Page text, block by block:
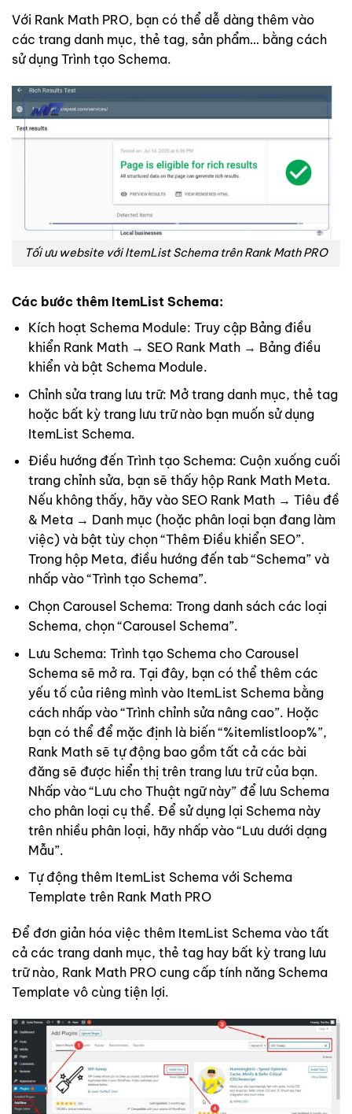
Với Rank Math PRO, bạn có thể dễ dàng thêm vào
các trang danh mục, thẻ tag, sản phẩm… bằng cách
sử dụng Trình tạo Schema.
Tối ưu website với ItemList Schema trên Rank Math PRO
Các bước thêm ItemList Schema:
Kích hoạt Schema Module: Truy cập Bảng điều
khiển Rank Math → SEO Rank Math → Bảng điều
khiển và bật Schema Module.
Chỉnh sửa trang lưu trữ: Mở trang danh mục, thẻ tag
hoặc bất kỳ trang lưu trữ nào bạn muốn sử dụng
ItemList Schema.
Điều hướng đến Trình tạo Schema: Cuộn xuống cuối
trang chỉnh sửa, bạn sẽ thấy hộp Rank Math Meta.
Nếu không thấy, hãy vào SEO Rank Math → Tiêu đề
& Meta → Danh mục (hoặc phân loại bạn đang làm
việc) và bật tùy chọn “Thêm Điều khiển SEO”.
Trong hộp Meta, điều hướng đến tab “Schema” và
nhấp vào “Trình tạo Schema”.
Chọn Carousel Schema: Trong danh sách các loại
Schema, chọn “Carousel Schema”.
Lưu Schema: Trình tạo Schema cho Carousel
Schema sẽ mở ra. Tại đây, bạn có thể thêm các
yếu tố của riêng mình vào ItemList Schema bằng
cách nhấp vào “Trình chỉnh sửa nâng cao”. Hoặc
bạn có thể để mặc định là biến “%itemlistloop%”,
Rank Math sẽ tự động bao gồm tất cả các bài
đăng sẽ được hiển thị trên trang lưu trữ của bạn.
Nhấp vào “Lưu cho Thuật ngữ này” để lưu Schema
cho phân loại cụ thể. Để sử dụng lại Schema này
trên nhiều phân loại, hãy nhấp vào “Lưu dưới dạng
Mẫu”.
Tự động thêm ItemList Schema với Schema
Template trên Rank Math PRO
Để đơn giản hóa việc thêm ItemList Schema vào tất
cả các trang danh mục, thẻ tag hay bất kỳ trang lưu
trữ nào, Rank Math PRO cung cấp tính năng Schema
Template vô cùng tiện lợi.